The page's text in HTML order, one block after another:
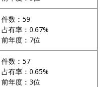
件数：59
占有率：0.67%
前年度：7位
件数：57
占有率：0.65%
前年度：3位